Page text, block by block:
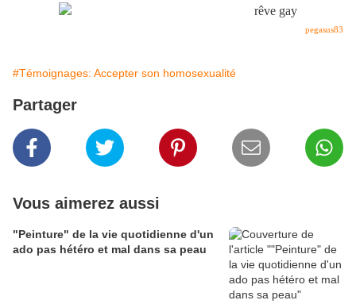
pegasus83
#Témoignages: Accepter son homosexualité
Partager
Vous aimerez aussi
"Peinture" de la vie quotidienne d'un
ado pas hétéro et mal dans sa peau